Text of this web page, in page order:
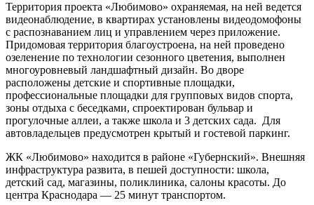
Территория проекта «Любимово» охраняемая, на ней ведется
видеонаблюдение, в квартирах установлены видеодомофоны
с распознаванием лиц и управлением через приложение.
Придомовая территория благоустроена, на ней проведено
озеленение по технологии сезонного цветения, выполнен
многоуровневый ландшафтный дизайн. Во дворе
расположены детские и спортивные площадки,
профессиональные площадки для групповых видов спорта,
зоны отдыха с беседками, спроектирован бульвар и
прогулочные аллеи, а также школа и 3 детских сада. Для
автовладельцев предусмотрен крытый и гостевой паркинг.
ЖК «Любимово» находится в районе «Губернский». Внешняя
инфраструктура развита, в пешей доступности: школа,
детский сад, магазины, поликлиника, салоны красоты. До
центра Краснодара — 25 минут транспортом.